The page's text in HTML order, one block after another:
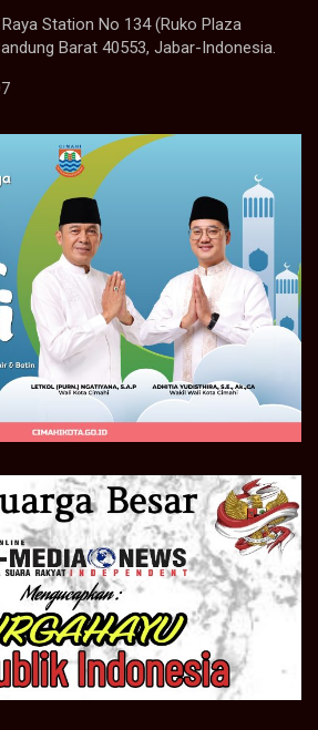
Station No 134 (Ruko Plaza
Barat 40553, Jabar-Indonesia.